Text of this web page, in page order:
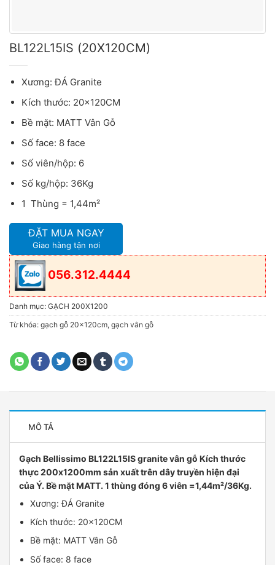
BL122L15IS (20X120CM)
Xương: ĐÁ Granite
Kích thước: 20x120CM
Bề mặt: MATT Vân Gỗ
Số face: 8 face
Số viên/hộp: 6
Số kg/hộp: 36Kg
1 Thùng = 1,44m²
ĐẶT MUA NGAY
Giao hàng tận nơi
056.312.4444
Danh mục: GẠCH 200X1200
Từ khóa: gạch gỗ 20x120cm, gạch vân gỗ
MÔ TẢ
Gạch Bellissimo BL122L15IS granite vân gỗ Kích thước
thực 200x1200mm sản xuất trên dây truyền hiện đại
của Ý. Bề mặt MATT. 1 thùng đóng 6 viên =1,44m²/36Kg.
Xương: ĐÁ Granite
Kích thước: 20x120CM
Bề mặt: MATT Vân Gỗ
Số face: 8 face